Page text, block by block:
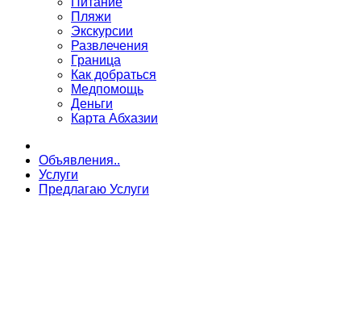
Пляжи
Экскурсии
Развлечения
Граница
Как добраться
Медпомощь
Деньги
Карта Абхазии
Объявления..
Услуги
Предлагаю Услуги